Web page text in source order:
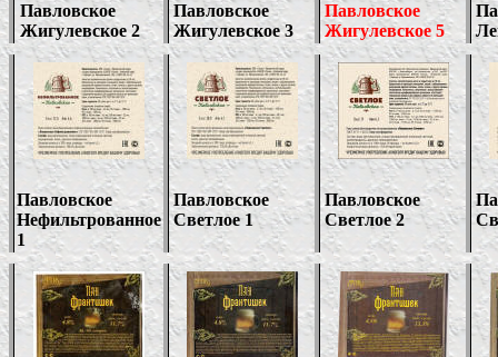
Павловское
Жигулевское 2
Павловское
Жигулевское 3
Павловское
Жигулевское 5
Павловское
Нефильтрованное
1
Павловское
Светлое 1
Павловское
Светлое 2